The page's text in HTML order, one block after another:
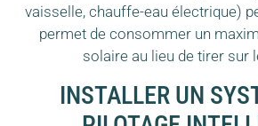
vaisselle, chauffe-eau électrique)
permet de consommer un
solaire au lieu de tirer sur
INSTALLER UN